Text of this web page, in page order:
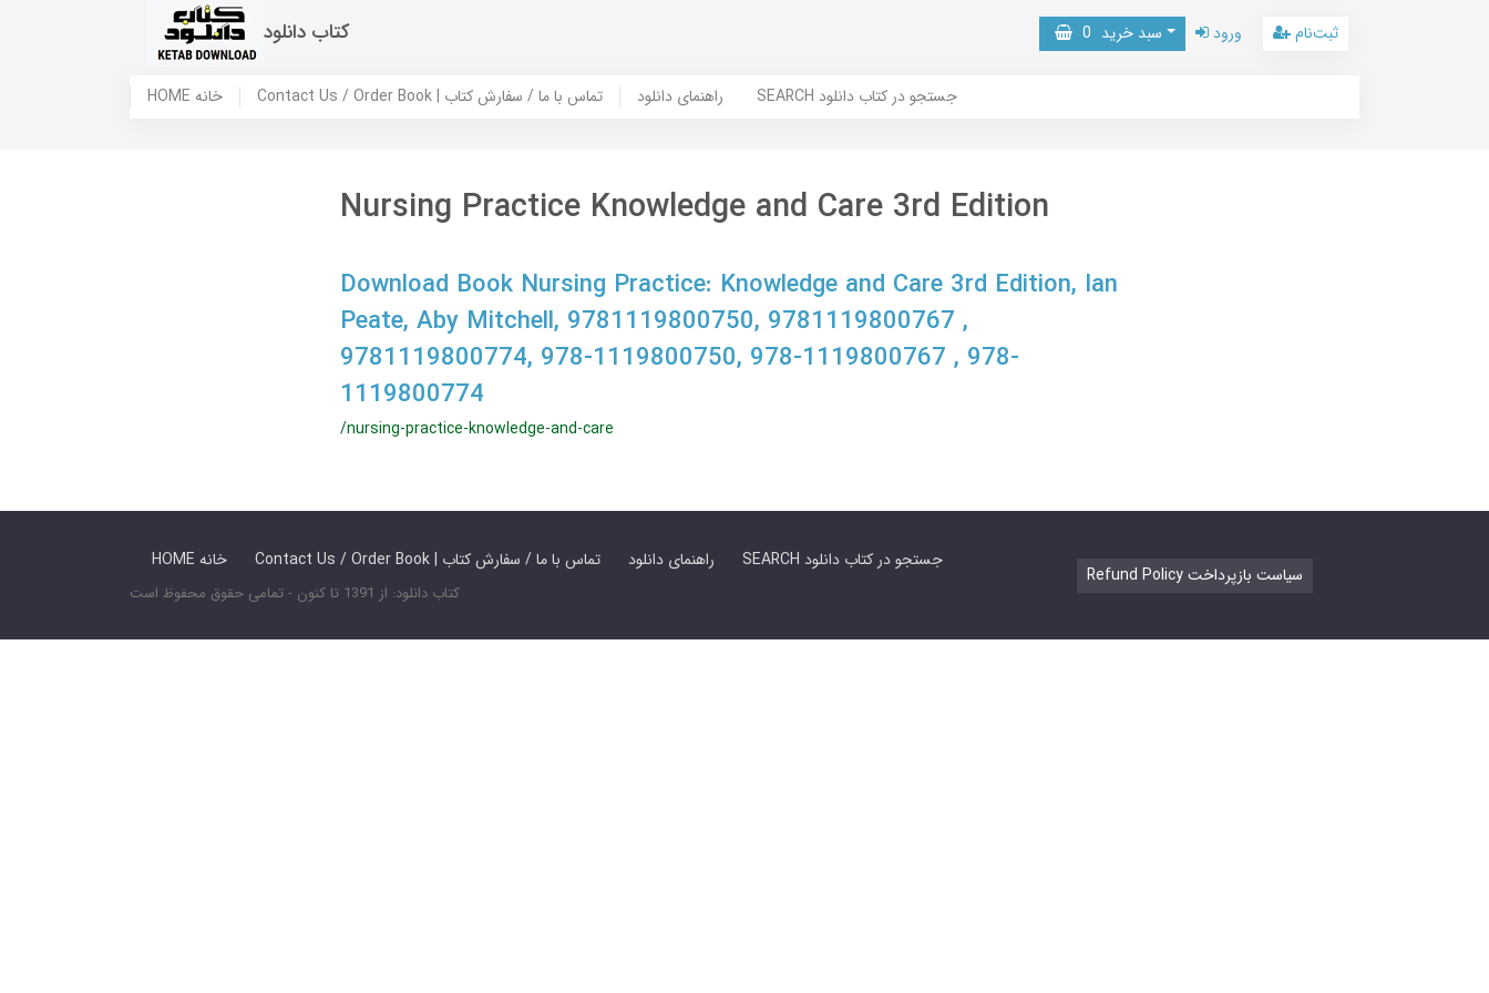
کتاب دانلود سبد خرید 0 ورود ثبت‌نام
HOME خانه Contact Us / Order Book | تماس با ما / سفارش کتاب راهنمای دانلود SEARCH جستجو در کتاب دانلود
Nursing Practice Knowledge and Care 3rd Edition
Download Book Nursing Practice: Knowledge and Care 3rd Edition, Ian
Peate, Aby Mitchell, 9781119800750, 9781119800767 ,
9781119800774, 978-1119800750, 978-1119800767 , 978-
1119800774
/nursing-practice-knowledge-and-care
HOME خانه Contact Us / Order Book | تماس با ما / سفارش کتاب راهنمای دانلود SEARCH جستجو در کتاب دانلود
کتاب دانلود: از 1391 تا کنون - تمامی حقوق محفوظ است
Refund Policy سیاست بازپرداخت